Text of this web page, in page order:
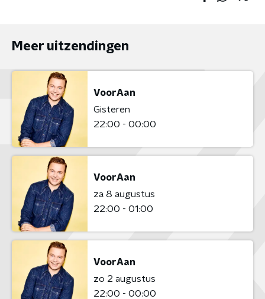
Meer uitzendingen
VoorAan
Gisteren
22:00 - 00:00
VoorAan
za 8 augustus
22:00 - 01:00
VoorAan
zo 2 augustus
22:00 - 00:00